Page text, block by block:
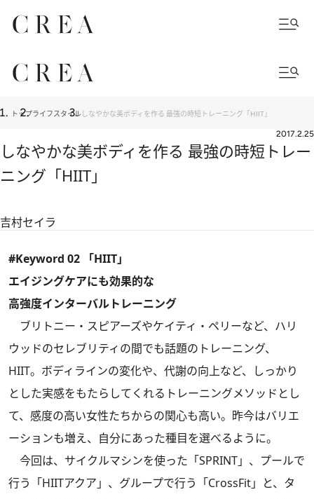
トップライフスタイルしなやかな美ボディを作る 最強の時短トレーニング「HIIT」
2017.2.25
しなやかな美ボディを作る 最強の時短トレー
ニング「HIIT」
吉村セイラ
#Keyword 02 「HIIT」
エイジングケアにも効果的な
高強度インターバルトレーニング
ブリトニー・スピアーズやケイティ・ペリーなど、ハリ
ウッドのセレブリティの間でも話題のトレーニング、
HIIT。ボディラインの変化や、代謝の向上など、しっかり
とした実感をもたらしてくれるトレーニングメソッドとし
て、感度の高い女性たちからの関心も高い。昨今はバリエ
ーションも増え、自分にあった種目を選べるように。
今回は、サイクルマシンを使った「SPRINT」、プールで
行う「HIITアクア」、グループで行う「CrossFit」と、タ